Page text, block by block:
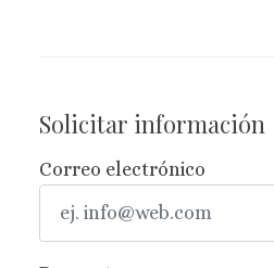
Solicitar información
Correo electrónico